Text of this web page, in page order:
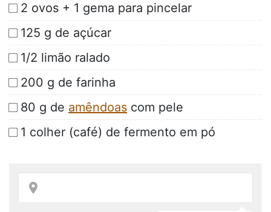
2 ovos + 1 gema para pincelar
125 g de açúcar
1/2 limão ralado
200 g de farinha
80 g de amêndoas com pele
1 colher (café) de fermento em pó